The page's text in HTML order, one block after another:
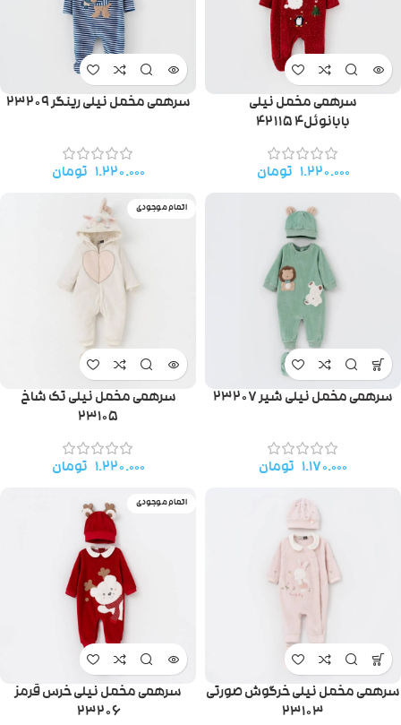
سرهمی مخمل نیلی
بابانوئل۴۲۱۱۵۴
۱.۲۲۰.۰۰۰ تومان
سرهمی مخمل نیلی رینگر ۲۳۲۰۹
۱.۲۲۰.۰۰۰ تومان
سرهمی مخمل نیلی شیر ۲۳۲۰۷
۱.۱۷۰.۰۰۰ تومان
اتمام موجودی
سرهمی مخمل نیلی تک شاخ
۲۳۱۰۵
۱.۲۲۰.۰۰۰ تومان
سرهمی مخمل نیلی خرگوش صورتی
۲۳۱۰۳
اتمام موجودی
سرهمی مخمل نیلی خرس قرمز
۲۳۲۰۶